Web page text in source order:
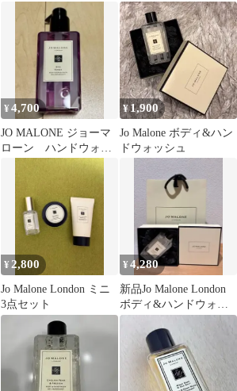
ージア ウォッシュジェ
ルローション
シュ＆ハンドクリーム
セット
¥4,700
JO MALONE ジョーマ
ローン ハンドウォッ
シュ ボディソープ
¥ 1,900
Jo Malone ボディ&ハン
ドウォッシュ
¥2,800
Jo Malone London ミニ
3点セット
¥4,280
新品Jo Malone London
ボディ&ハンドウォッ
シュ 限定BOX